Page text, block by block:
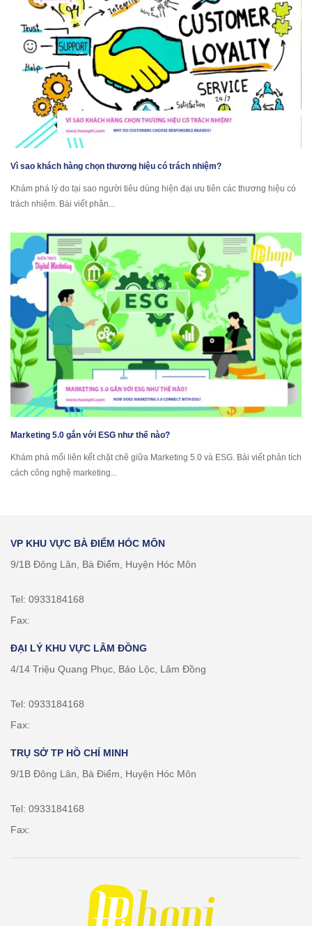
Vì sao khách hàng chọn thương hiệu có trách nhiệm?
Khám phá lý do tại sao người tiêu dùng hiện đại ưu tiên các thương hiệu có
trách nhiệm. Bài viết phân...
Marketing 5.0 gắn với ESG như thế nào?
Khám phá mối liên kết chặt chẽ giữa Marketing 5.0 và ESG. Bài viết phân tích
cách công nghệ marketing...
VP KHU VỰC BÀ ĐIỂM HÓC MÔN
9/1B Đông Lân, Bà Điểm, Huyện Hóc Môn
Tel: 0933184168
Fax:
ĐẠI LÝ KHU VỰC LÂM ĐỒNG
4/14 Triệu Quang Phục, Bảo Lộc, Lâm Đồng
Tel: 0933184168
Fax:
TRỤ SỞ TP HỒ CHÍ MINH
9/1B Đông Lân, Bà Điểm, Huyện Hóc Môn
Tel: 0933184168
Fax: